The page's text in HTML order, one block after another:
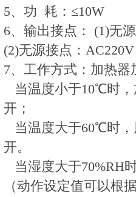
5、功 耗：≤10W
6、输出接点： (1)无
(2)无源接点：
7、工作方式：加热器
当温度小于10℃时，
开；
当温度大于60℃时，
开。
当湿度大于70%RH
（动作设定值可以根